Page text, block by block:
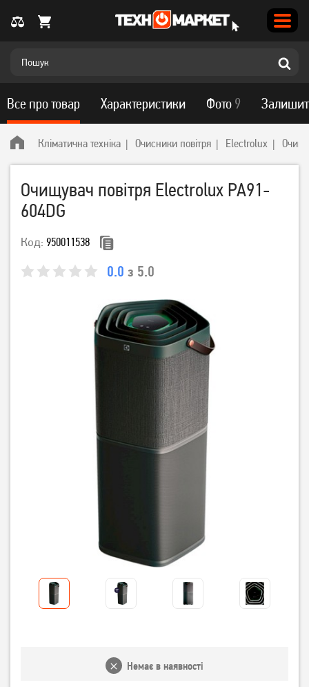
Кліматична техніка Очисники повітря Electrolux
Очищувач повітря Electrolux PA91-
604DG
Код: 950011538
0.0 з 5.0
Все про товар Характеристики Фото 9
Немає в наявності